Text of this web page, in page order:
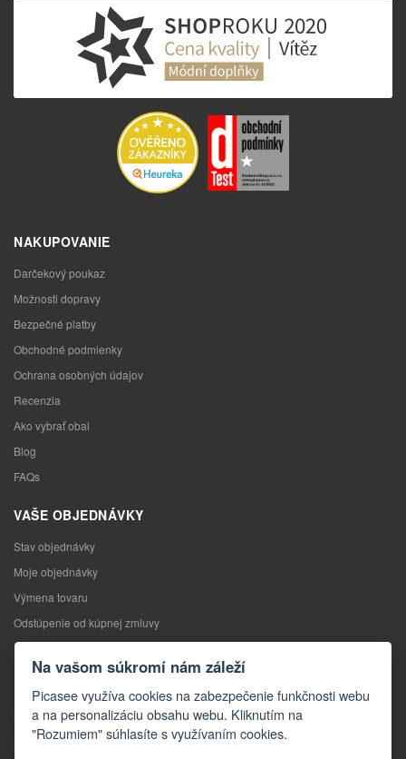
NAKUPOVANIE
Darčekový poukaz
Možnosti dopravy
Bezpečné platby
Obchodné podmienky
Ochrana osobných údajov
Recenzia
Ako vybrať obal
Blog
FAQs
VAŠE OBJEDNÁVKY
Stav objednávky
Moje objednávky
Výmena tovaru
Odstúpenie od kúpnej zmluvy
Reklamácia
KONTAKTY
Kontakty
Kontaktný formulár
Na vašom súkromí nám záleží
Picasee využíva cookies na zabezpečenie funkčnosti webu
a na personalizáciu obsahu webu. Kliknutím na
"Rozumiem" súhlasíte s využívaním cookies.